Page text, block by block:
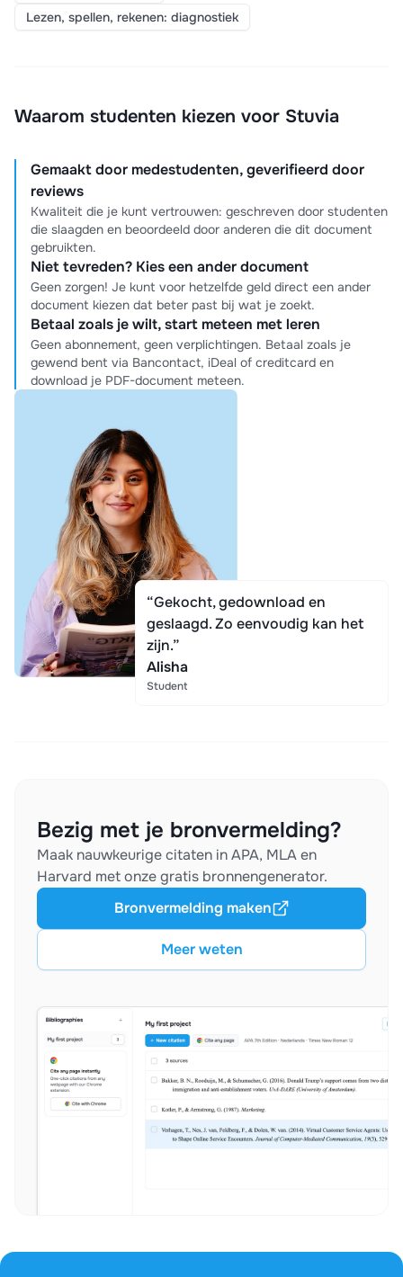
Lezen, spellen, rekenen: diagnostiek
Waarom studenten kiezen voor Stuvia
Gemaakt door medestudenten, geverifieerd door
reviews
Kwaliteit die je kunt vertrouwen: geschreven door studenten
die slaagden en beoordeeld door anderen die dit document
gebruikten.
Niet tevreden? Kies een ander document
Geen zorgen! Je kunt voor hetzelfde geld direct een ander
document kiezen dat beter past bij wat je zoekt.
Betaal zoals je wilt, start meteen met leren
Geen abonnement, geen verplichtingen. Betaal zoals je
gewend bent via Bancontact, iDeal of creditcard en
download je PDF-document meteen.
“Gekocht, gedownload en
geslaagd. Zo eenvoudig kan het
zijn.”
Alisha
Student
Bezig met je bronvermelding?
Maak nauwkeurige citaten in APA, MLA en
Harvard met onze gratis bronnengenerator.
Meer weten
Bronvermelding maken